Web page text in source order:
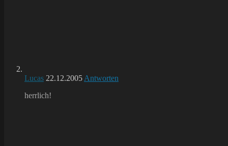
Lucas 22.12.2005 Antworten
herrlich!